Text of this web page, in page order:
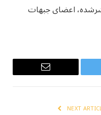
اعضای جبهات
Email
NEXT